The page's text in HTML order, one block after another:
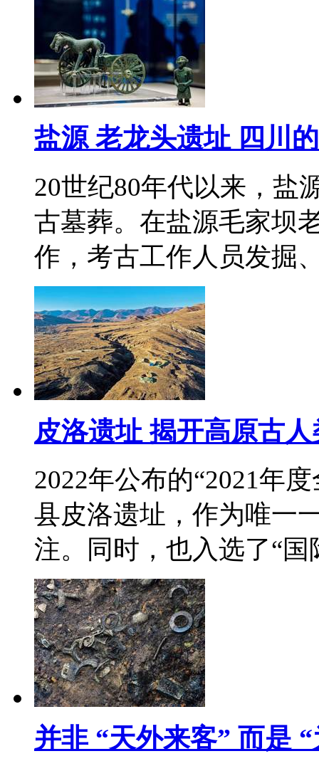
盐源 老龙头遗址 四川
20世纪80年代以来，盐
古墓葬。在盐源毛家坝
作，考古工作人员发
皮洛遗址 揭开高原古
2022年公布的“2021年
县皮洛遗址，作为唯一
注。同时，也入选了“
并非 “天外来客” 而是